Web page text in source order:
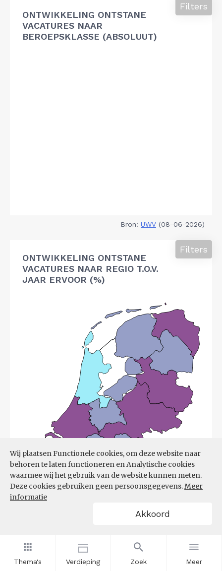
Thema's Verdieping Zoek Meer
Wij plaatsen Functionele cookies, om deze website naar
behoren te laten functioneren en Analytische cookies
waarmee wij het gebruik van de website kunnen meten.
Deze cookies gebruiken geen persoonsgegevens.Meer
informatie
Akkoord
ONTWIKKELING ONTSTANE
VACATURES NAAR
BEROEPSKLASSE (ABSOLUUT)
Filters
Bron: UWV (08-06-2026)
ONTWIKKELING ONTSTANE
VACATURES NAAR REGIO T.O.V.
JAAR ERVOOR (%)
Filters
Bron:
Filters